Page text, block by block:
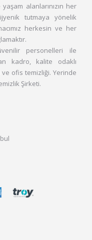
alanlarınızın her
tutmaya yönelik
herkesin ve her
personelleri ile
kadro, kalite odaklı
ve ofis temizliği. Yerinde
Şirketi.